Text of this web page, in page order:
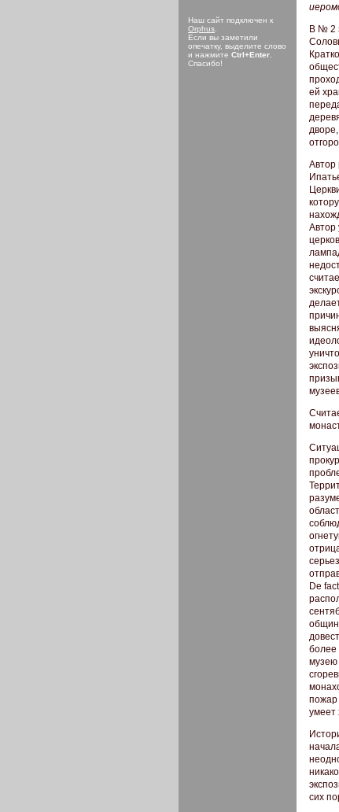
Наш сайт подключен к
Orphus
Если вы заметили
опечатку, выделите слово
и нажмите Ctrl+Enter
Спасибо!
В № 2
ей
Автор
Автор
De
более
музею
пожар
умеет
сих